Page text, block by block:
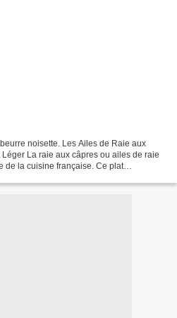
noisette. Les Ailes de Raie aux
La raie aux câpres ou ailes de raie
de la cuisine française. Ce plat